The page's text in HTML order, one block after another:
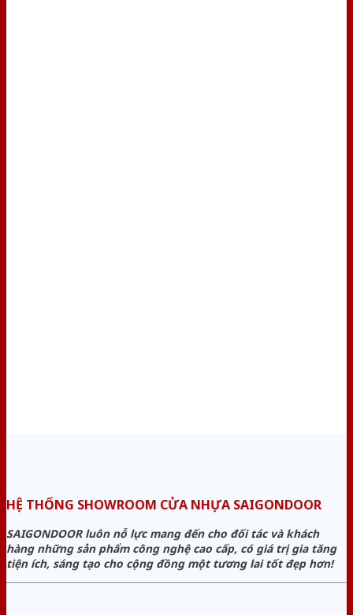
HỆ THỐNG SHOWROOM CỬA NHỰA SAIGONDOOR
SAIGONDOOR luôn nỗ lực mang đến cho đối tác và khách
hàng những sản phẩm công nghệ cao cấp, có giá trị gia tăng
tiện ích, sáng tạo cho cộng đồng một tương lai tốt đẹp hơn!